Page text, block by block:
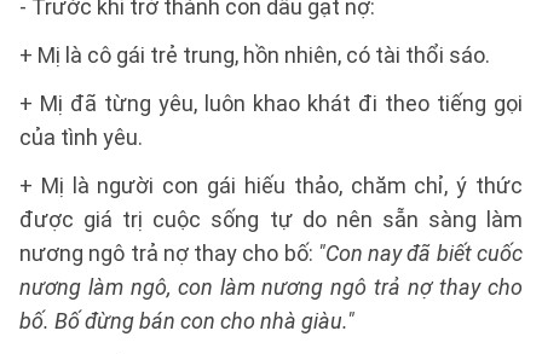
- Trước khi trở thành con dâu gạt nợ:
+ Mị là cô gái trẻ trung, hồn nhiên, có tài thổi sáo.
+ Mị đã từng yêu, luôn khao khát đi theo tiếng gọi
của tình yêu.
+ Mị là người con gái hiếu thảo, chăm chỉ, ý thức
được giá trị cuộc sống tự do nên sẵn sàng làm
nương ngô trả nợ thay cho bố: "Con nay đã biết cuốc
nương làm ngô, con làm nương ngô trả nợ thay cho
bố. Bố đừng bán con cho nhà giàu."